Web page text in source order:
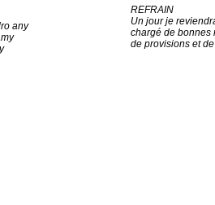
any
REFRAIN
Un jour je
chargé de bonnes
de provisions et